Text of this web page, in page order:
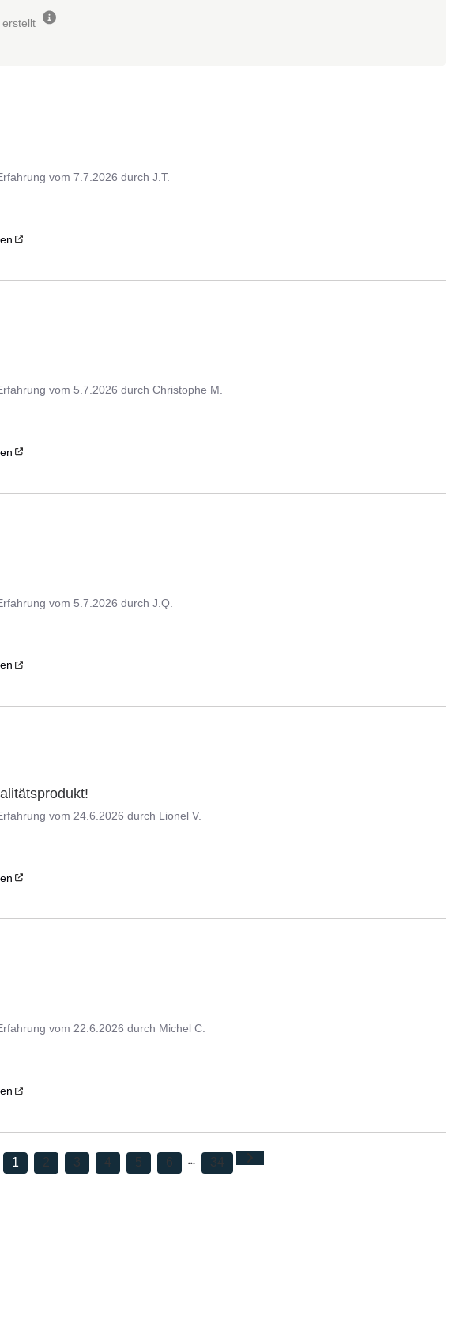
vom7.7.2026 durchJ.T.
vom 5.7.2026 durchChristophe M.
vom 5.7.2026 durchJ.Q.
vom 24.6.2026 durch Lionel V.
vom22.6.2026 durch Michel C.
1 2 3 4 5 6 34